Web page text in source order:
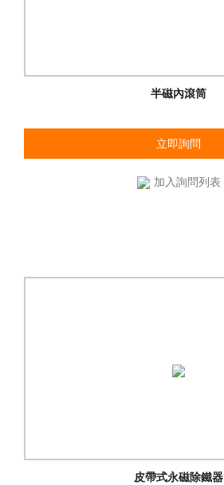
半磁內滾筒
立即詢問
加入詢問列表
皮帶式永磁除鐵器